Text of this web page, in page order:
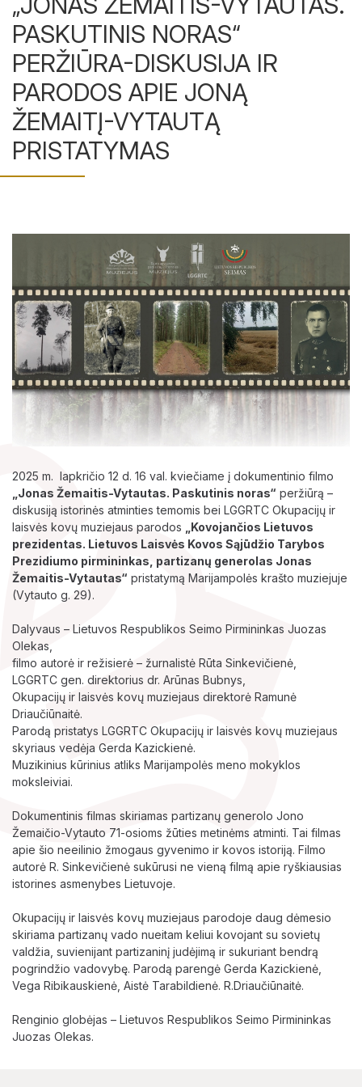
Ekspozicijos
Edukaciniai užsiėmimai
Straipsniai
Lankytojams
Apie mus
Ekspozicijos
Edukaciniai užsiėmimai
PASKUTINIS NORAS“
PERŽIŪRA-DISKUSIJA IR
PARODOS APIE JONĄ
ŽEMAITĮ-VYTAUTĄ
PRISTATYMAS
2025 m. lapkričio 12 d. 16 val. kviečiame į dokumentinio filmo
„Jonas Žemaitis-Vytautas. Paskutinis noras“ peržiūrą –
diskusiją istorinės atminties temomis bei LGGRTC Okupacijų ir
laisvės kovų muziejaus parodos
„Kovojančios Lietuvos
prezidentas. Lietuvos Laisvės Kovos Sąjūdžio Tarybos
Prezidiumo pirmininkas, partizanų generolas Jonas
Žemaitis-Vytautas“ pristatymą Marijampolės krašto muziejuje
(Vytauto g. 29).
Dalyvaus – Lietuvos Respublikos Seimo Pirmininkas Juozas
Olekas,
filmo autorė ir režisierė – žurnalistė Rūta Sinkevičienė,
LGGRTC gen. direktorius dr. Arūnas Bubnys,
Okupacijų ir laisvės kovų muziejaus direktorė Ramunė
Driaučiūnaitė.
Parodą pristatys LGGRTC Okupacijų ir laisvės kovų muziejaus
skyriaus vedėja Gerda Kazickienė.
Muzikinius kūrinius atliks Marijampolės meno mokyklos
moksleiviai.
Dokumentinis filmas skiriamas partizanų generolo Jono
Žemaičio-Vytauto 71-osioms žūties metinėms atminti. Tai filmas
apie šio neeilinio žmogaus gyvenimo ir kovos istoriją. Filmo
autorė R. Sinkevičienė sukūrusi ne vieną filmą apie ryškiausias
istorines asmenybes Lietuvoje.
Okupacijų ir laisvės kovų muziejaus parodoje daug dėmesio
skiriama partizanų vado nueitam keliui kovojant su sovietų
valdžia, suvienijant partizaninį judėjimą ir sukuriant bendrą
pogrindžio vadovybę. Parodą parengė Gerda Kazickienė,
Vega Ribikauskienė, Aistė Tarabildienė. R.Driaučiūnaitė.
Renginio globėjas – Lietuvos Respublikos Seimo Pirmininkas
Juozas Olekas.